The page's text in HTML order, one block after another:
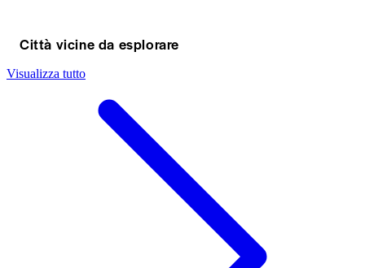
Città vicine da esplorare
Visualizza tutto